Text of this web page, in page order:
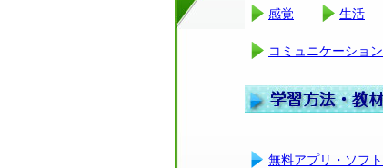
感覚 生活
コミュニケーション
無料アプリ・ソフト